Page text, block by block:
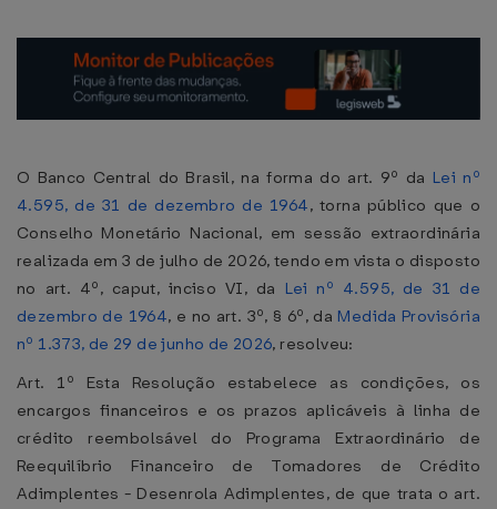
O Banco Central do Brasil, na forma do art. 9º da Lei nº
4.595, de 31 de dezembro de 1964, torna público que o
Conselho Monetário Nacional, em sessão extraordinária
realizada em 3 de julho de 2026, tendo em vista o disposto
no art. 4º, caput, inciso VI, da Lei nº 4.595, de 31 de
dezembro de 1964, e no art. 3º, § 6º, da Medida Provisória
nº 1.373, de 29 de junho de 2026, resolveu:
Art. 1º Esta Resolução estabelece as condições, os
encargos financeiros e os prazos aplicáveis à linha de
crédito reembolsável do Programa Extraordinário de
Reequilíbrio Financeiro de Tomadores de Crédito
Adimplentes - Desenrola Adimplentes, de que trata o art.